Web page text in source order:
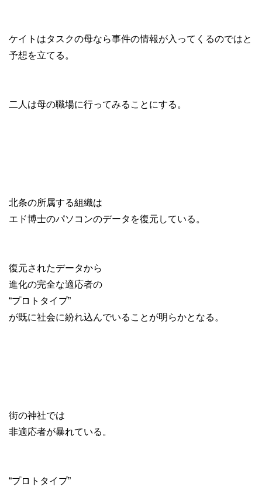
ケイトはタスクの母なら事件の情報が入ってくるのではと
予想を立てる。
二人は母の職場に行ってみることにする。
北条の所属する組織は
エド博士のパソコンのデータを復元している。
復元されたデータから
進化の完全な適応者の
“プロトタイプ”
が既に社会に紛れ込んでいることが明らかとなる。
街の神社では
非適応者が暴れている。
“プロトタイプ”